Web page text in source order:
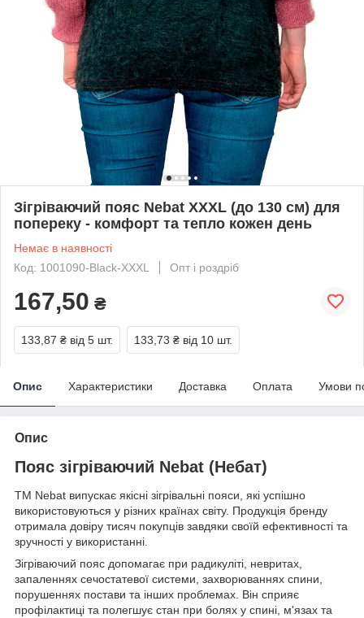
Зігріваючий пояс Nebat XXXL (до 130 см) для
попереку - комфорт та тепло кожен день
Немає в наявності
Код: 1001090-Black-XXXL
Опт і роздріб
167,50 ₴
133,87 ₴ від 5 шт. 133,73 ₴ від 10 шт.
Опис Характеристики Доставка Оплата Умови
Опис
Пояс зігріваючий Nebat (Небат)
TM Nebat випускає якісні зігрівальні пояси, які успішно
використовуються у різних країнах світу. Продукція бренду
отримала довіру тисяч покупців завдяки своїй ефективності та
зручності у використанні.
Зігріваючий пояс допомагає при радикуліті, невритах,
запаленнях сечостатевої системи, захворюваннях спини,
порушеннях постави та інших проблемах. Він сприяє
профілактиці та полегшує стан при болях у спині, м'язах та